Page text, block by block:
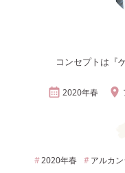
コンセプトは『
2020年春
2020年春 アルカ